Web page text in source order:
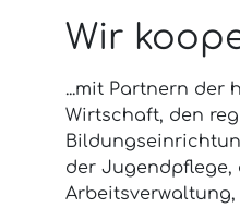
Wir
...mit Partnern der
Wirtschaft, den
der Jugendpflege,